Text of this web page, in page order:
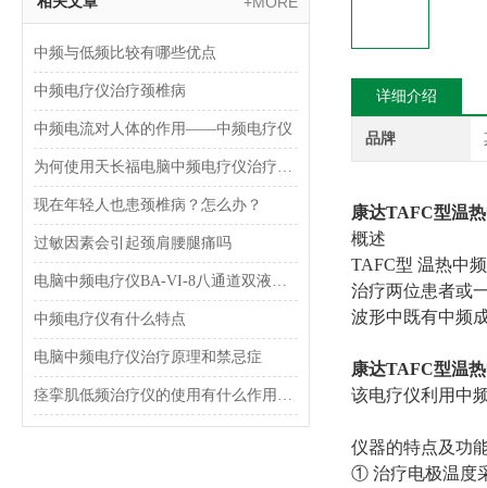
中频与低频比较有哪些优点
中频电疗仪治疗颈椎病
中频电流对人体的作用——中频电疗仪
为何使用天长福电脑中频电疗仪治疗颈椎病呢？有用吗？
现在年轻人也患颈椎病？怎么办？
过敏因素会引起颈肩腰腿痛吗
电脑中频电疗仪BA-VI-8八通道双液晶显示型 理疗机简介
中频电疗仪有什么特点
电脑中频电疗仪治疗原理和禁忌症
痉挛肌低频治疗仪的使用有什么作用吗？会有副作用吗？
详细介绍
品牌
康达TAFC型温
概述
TAFC型 温热中
治疗两位患者或
波形中既有中频
康达TAFC型温
该电疗仪利用中
仪器的特点及功
① 治疗电极温度